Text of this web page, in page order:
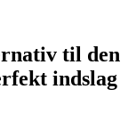
til den
indslag